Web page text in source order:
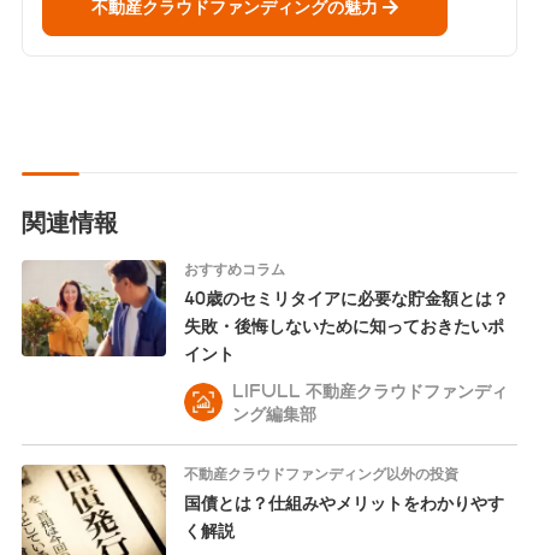
不動産クラウドファンディングの魅力
関連情報
おすすめコラム
40歳のセミリタイアに必要な貯金額とは？
失敗・後悔しないために知っておきたいポ
イント
LIFULL 不動産クラウドファンディ
ング編集部
不動産クラウドファンディング以外の投資
国債とは？仕組みやメリットをわかりやす
く解説